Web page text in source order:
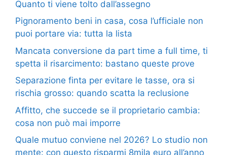
Quanto ti viene tolto dall’assegno
Pignoramento beni in casa, cosa l’ufficiale non
puoi portare via: tutta la lista
Mancata conversione da part time a full time, ti
spetta il risarcimento: bastano queste prove
Separazione finta per evitare le tasse, ora si
rischia grosso: quando scatta la reclusione
Affitto, che succede se il proprietario cambia:
cosa non può mai imporre
Quale mutuo conviene nel 2026? Lo studio non
mente: con questo risparmi 8mila euro all’anno